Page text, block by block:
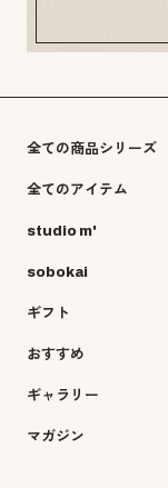
全ての商品シリーズ
全てのアイテム
studio m'
sobokai
ギフト
おすすめ
ギャラリー
マガジン